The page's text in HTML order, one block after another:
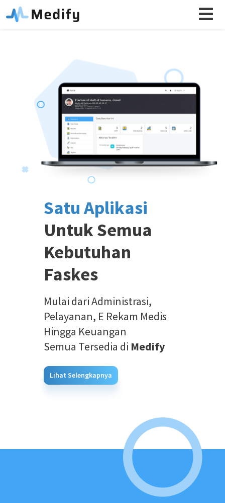
Satu Aplikasi
Untuk Semua
Kebutuhan
Faskes
Mulai dari Administrasi,
Pelayanan, E Rekam Medis
Hingga Keuangan
Semua Tersedia di Medify
Lihat Selengkapnya